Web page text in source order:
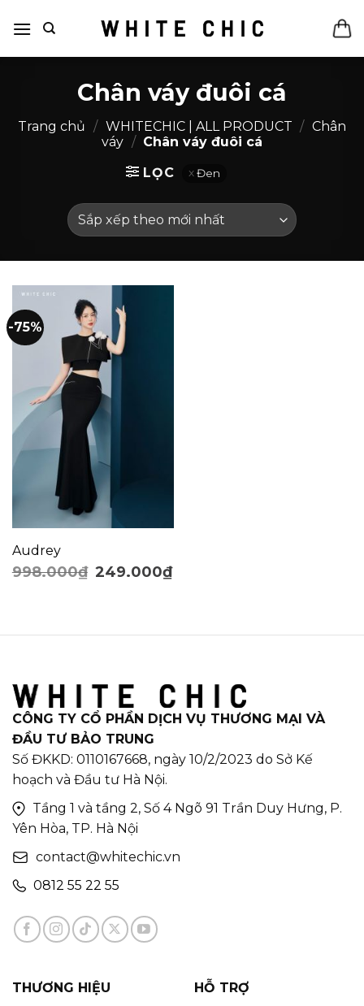
qua
Chân váy đuôi cá
Trang chủ / WHITECHIC | ALL PRODUCT / Chân
váy / Chân váy đuôi cá
LỌC
Đen
-75%
Audrey
998.000₫ 249.000₫
CÔNG TY CỔ PHẦN DỊCH VỤ THƯƠNG MẠI VÀ
ĐẦU TƯ BẢO TRUNG
Số ĐKKD: 0110167668, ngày 10/2/2023 do Sở Kế
hoạch và Đầu tư Hà Nội.
Tầng 1 và tầng 2, Số 4 Ngõ 91 Trần Duy Hưng, P.
Yên Hòa, TP. Hà Nội
contact@whitechic.vn
0812 55 22 55
THƯƠNG HIỆU HỖ TRỢ